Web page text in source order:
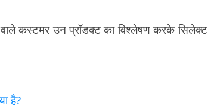
कस्टमर उन प्रॉडक्ट का विश्लेषण करके
है?